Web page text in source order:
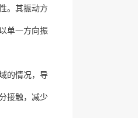
。其振动方
单一方向振
的情况，导
接触，减少